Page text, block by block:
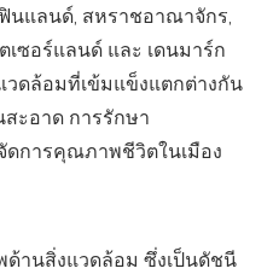
ฟินแลนด์, สหราชอาณาจักร,
เซอร์แลนด์ และ เดนมาร์ก
วดล้อมที่เข้มแข็งแตกต่างกัน
สะอาด การรักษา
การคุณภาพชีวิตในเมือง
านสิ่งแวดล้อม ซึ่งเป็นดัชนี